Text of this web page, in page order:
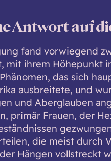
Antwort auf
fand vorwiegend
mit ihrem Höhepunkt
das sich
ausbreitete, und
und Aberglauben
primär Frauen, der
die meist durch
Hängen vollstreckt